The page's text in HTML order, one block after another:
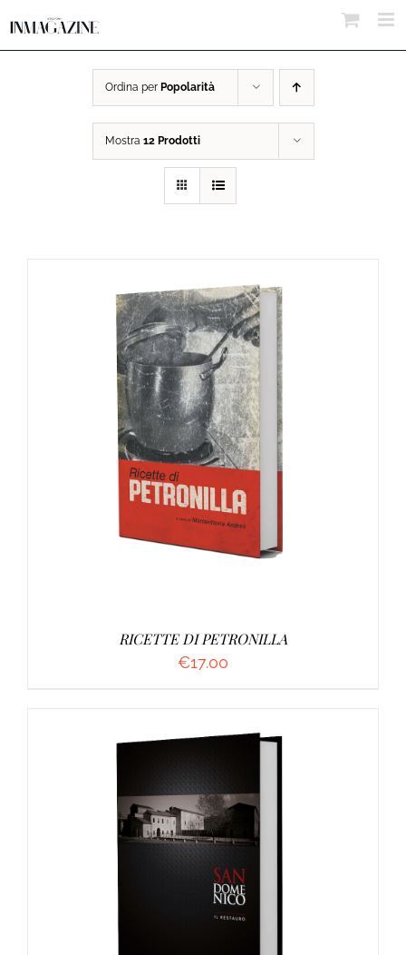
Ordina per Popolarità
Mostra 12 Prodotti
DETTAGLI
RICETTE DI PETRONILLA
€17.00
AGGIUNGI AL CARRELLO /